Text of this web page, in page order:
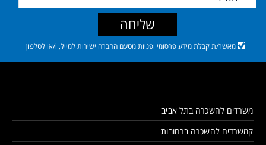
מאשר/ת קבלת מידע פרסומי ופניות מטעם החברה ישירות למייל, ו/או לטלפון
שליחה
משרדים להשכרה בתל אביב
קמשרדים להשכרה ברחובות